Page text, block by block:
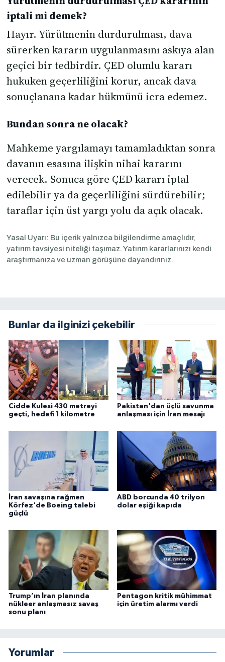
iptali mi demek?
Hayır. Yürütmenin durdurulması, dava
sürerken kararın uygulanmasını askıya alan
geçici bir tedbirdir. ÇED olumlu kararı
hukuken geçerliliğini korur, ancak dava
sonuçlanana kadar hükmünü icra edemez.
Bundan sonra ne olacak?
Mahkeme yargılamayı tamamladıktan sonra
davanın esasına ilişkin nihai kararını
verecek. Sonuca göre ÇED kararı iptal
edilebilir ya da geçerliliğini sürdürebilir;
taraflar için üst yargı yolu da açık olacak.
Yasal Uyarı: Bu içerik yalnızca bilgilendirme amaçlıdır,
yatırım tavsiyesi niteliği taşımaz. Yatırım kararlarınızı kendi
araştırmanıza ve uzman görüşüne dayandırınız.
Bunlar da ilginizi çekebilir
Cidde Kulesi 430 metreyi
geçti, hedefi 1 kilometre
Pakistan'dan üçlü savunma
anlaşması için İran mesajı
İran savaşına rağmen
Körfez'de Boeing talebi
güçlü
ABD borcunda 40 trilyon
dolar eşiği kapıda
Trump’ın İran planında
nükleer anlaşmasız savaş
sonu planı
Pentagon kritik mühimmat
için üretim alarmı verdi
Yorumlar